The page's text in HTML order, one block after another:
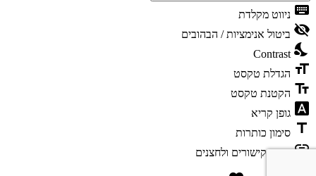
keyboard ניווט מקלדת
visibility_off ביטול אנימציות / הבהובים
nights_stay
Contrast
format_size הגדלת טקסט
text_fields הקטנת טקסט
font_download גופן קריא
title סימון כותרות
link סימון קישורים ולחצנים